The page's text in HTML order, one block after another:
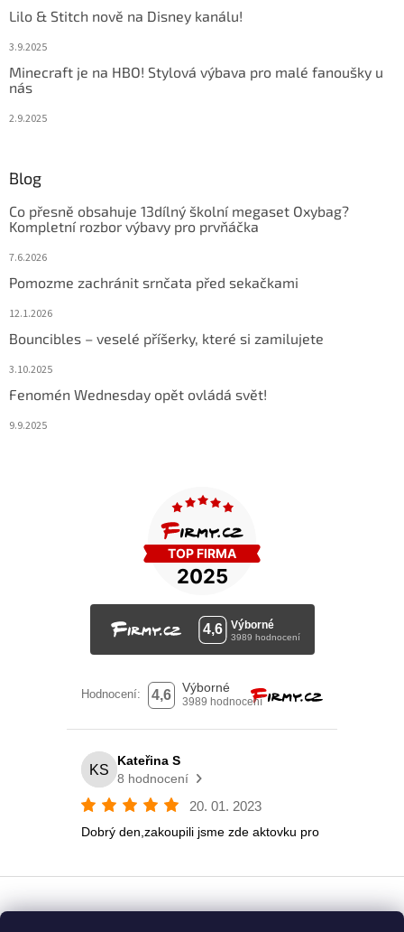
Lilo & Stitch nově na Disney kanálu!
3.9.2025
Minecraft je na HBO! Stylová výbava pro malé fanoušky u
nás
2.9.2025
Blog
Co přesně obsahuje 13dílný školní megaset Oxybag?
Kompletní rozbor výbavy pro prvňáčka
7.6.2026
Pomozme zachránit srnčata před sekačkami
12.1.2026
Bouncibles – veselé příšerky, které si zamilujete
3.10.2025
Fenomén Wednesday opět ovládá svět!
9.9.2025